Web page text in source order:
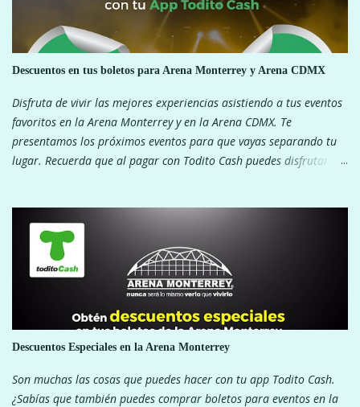
Descuentos en tus boletos para Arena Monterrey y Arena CDMX
Disfruta de vivir las mejores experiencias asistiendo a tus eventos
favoritos en la Arena Monterrey y en la Arena CDMX. Te
presentamos los próximos eventos para que vayas separando tu
lugar. Recuerda que al pagar con Todito Cash puedes disfrutar de
Descuentos Especiales en la Arena Monterrey
Son muchas las cosas que puedes hacer con tu app Todito Cash.
¿Sabías que también puedes comprar boletos para eventos en la